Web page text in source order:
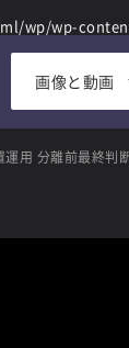
wp/wp-
画像と動画
運用 分離前最終判